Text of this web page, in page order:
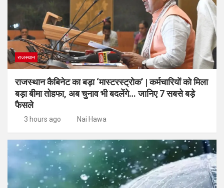
राजस्थान
राजस्थान कैबिनेट का बड़ा ‘मास्टरस्ट्रोक’ | कर्मचारियों को मिला
बड़ा बीमा तोहफा, अब चुनाव भी बदलेंगे… जानिए 7 सबसे बड़े
फैसले
3 hours ago Nai Hawa